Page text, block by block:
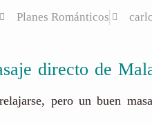
Planes Románticos
directo de
pero un buen